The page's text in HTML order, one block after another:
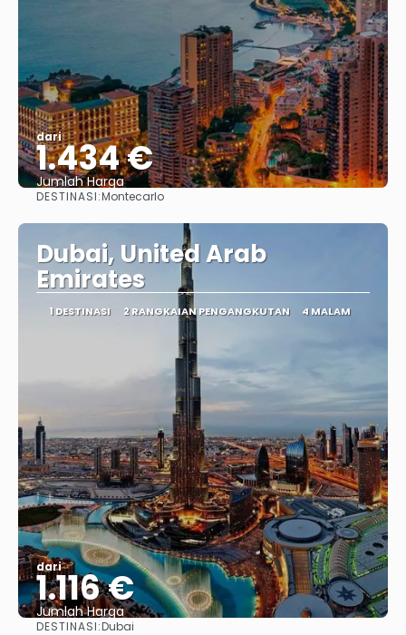
dari
1.434 €
Jumlah Harga
DESTINASI:Montecarlo
Dubai, United Arab
Emirates
1 DESTINASI 2 RANGKAIAN PENGANGKUTAN 4 MALAM
dari
1.116 €
Jumlah Harga
DESTINASI:Dubai